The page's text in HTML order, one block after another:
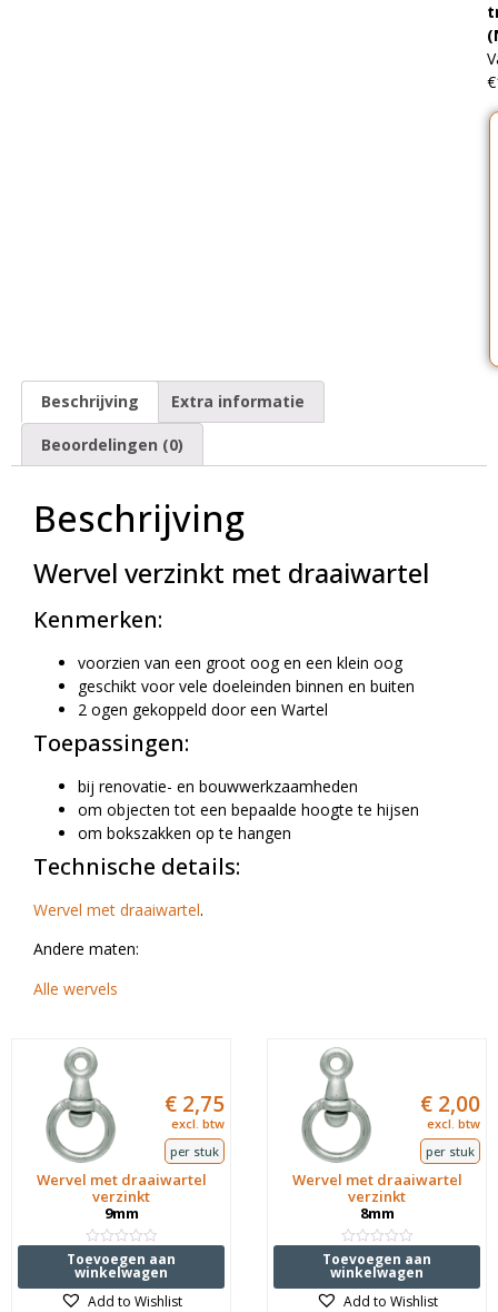
Beschrijving Extra informatie
Beoordelingen (0)
Beschrijving
Wervel verzinkt met draaiwartel
Kenmerken:
voorzien van een groot oog en een klein oog
geschikt voor vele doeleinden binnen en buiten
2 ogen gekoppeld door een Wartel
Toepassingen:
bij renovatie- en bouwwerkzaamheden
om objecten tot een bepaalde hoogte te hijsen
om bokszakken op te hangen
Technische details:
Wervel met draaiwartel.
Andere maten:
Alle wervels
Wervel met draaiwartel
verzinkt
9mm
Waardering
0
uit
5
€ 2,75
excl. btw
per stuk
Toevoegen aan
winkelwagen
Add to Wishlist
Wervel met draaiwartel
verzinkt
8mm
Waardering
0
uit
5
€ 2,00
excl. btw
per stuk
Toevoegen aan
winkelwagen
Add to Wishlist